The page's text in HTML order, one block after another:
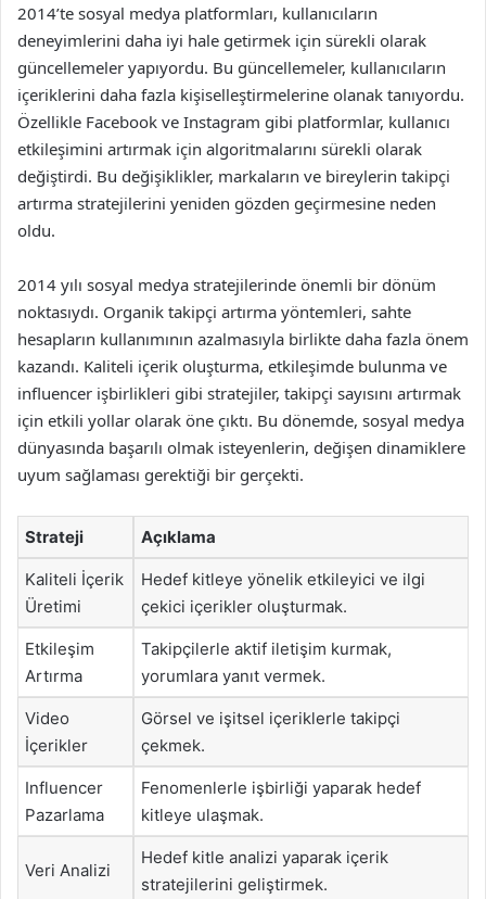
2014’te sosyal medya platformları, kullanıcıların
deneyimlerini daha iyi hale getirmek için sürekli olarak
güncellemeler yapıyordu. Bu güncellemeler, kullanıcıların
içeriklerini daha fazla kişiselleştirmelerine olanak tanıyordu.
Özellikle Facebook ve Instagram gibi platformlar, kullanıcı
etkileşimini artırmak için algoritmalarını sürekli olarak
değiştirdi. Bu değişiklikler, markaların ve bireylerin takipçi
artırma stratejilerini yeniden gözden geçirmesine neden
oldu.
2014 yılı sosyal medya stratejilerinde önemli bir dönüm
noktasıydı. Organik takipçi artırma yöntemleri, sahte
hesapların kullanımının azalmasıyla birlikte daha fazla önem
kazandı. Kaliteli içerik oluşturma, etkileşimde bulunma ve
influencer işbirlikleri gibi stratejiler, takipçi sayısını artırmak
için etkili yollar olarak öne çıktı. Bu dönemde, sosyal medya
dünyasında başarılı olmak isteyenlerin, değişen dinamiklere
uyum sağlaması gerektiği bir gerçekti.
Strateji Açıklama
Kaliteli İçerik
Üretimi
Hedef kitleye yönelik etkileyici ve ilgi
çekici içerikler oluşturmak.
Etkileşim
Artırma
Takipçilerle aktif iletişim kurmak,
yorumlara yanıt vermek.
Video
İçerikler
Görsel ve işitsel içeriklerle takipçi
çekmek.
Influencer
Pazarlama
Fenomenlerle işbirliği yaparak hedef
kitleye ulaşmak.
Veri Analizi
Hedef kitle analizi yaparak içerik
stratejilerini geliştirmek.